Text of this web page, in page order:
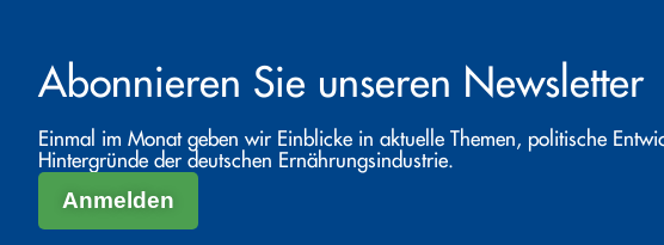
Abonnieren Sie unseren Newsletter
Einmal im Monat geben wir Einblicke in aktuelle Themen, politische
Hintergründe der deutschen Ernährungsindustrie.
Anmelden